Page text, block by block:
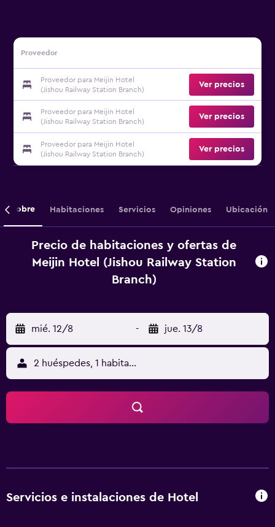
Proveedor
Proveedor para Meijin Hotel
(Jishou Railway Station Branch)
Ver precios
Proveedor para Meijin Hotel
(Jishou Railway Station Branch)
Ver precios
Proveedor para Meijin Hotel
(Jishou Railway Station Branch)
Ver precios
Sobre Habitaciones Servicios Opiniones Ubicación
Precio de habitaciones y ofertas de
Meijin Hotel (Jishou Railway Station
Branch)
mié. 12/8 - jue. 13/8
2 huéspedes, 1 habitación
Servicios e instalaciones de Hotel